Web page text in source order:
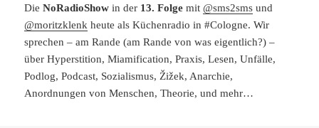
Die NoRadioShow in der 13. Folge mit@sms2sms und
@moritzklenk heute als Küchenradio in #Cologne. Wir
sprechen – am Rande (am Rande von was eigentlich?) –
über Hyperstition, Miamification, Praxis, Lesen, Unfälle,
Podlog, Podcast, Sozialismus, Žižek, Anarchie,
Anordnungen von Menschen, Theorie, und mehr…